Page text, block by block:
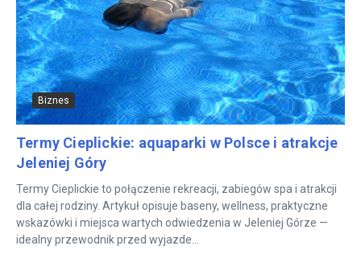
Biznes
Termy Cieplickie: aquaparki w Polsce i atrakcje
Jeleniej Góry
Termy Cieplickie to połączenie rekreacji, zabiegów spa i atrakcji
dla całej rodziny. Artykuł opisuje baseny, wellness, praktyczne
wskazówki i miejsca wartych odwiedzenia w Jeleniej Górze —
idealny przewodnik przed wyjazde...